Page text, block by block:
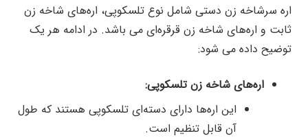
اره سرشاخه زن دستی شامل نوع تلسکوپی، اره‌های شاخه زن
ثابت و اره‌های شاخه زن قرقره‌ای می باشد. در ادامه هر یک
توضیح داده می شود:
اره‌های شاخه زن تلسکوپی:
این اره‌ها دارای دسته‌ای تلسکوپی هستند که طول
آن قابل تنظیم است.